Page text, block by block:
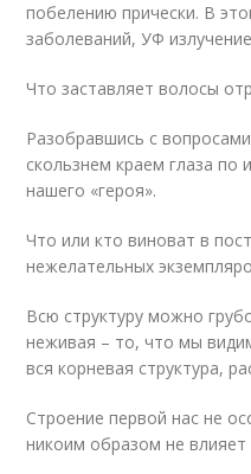
побелению прически. В
заболеваний, УФ
Что заставляет волосы
Разобравшись с
скользнем краем глаза по
нашего «героя».
Что или кто виноват в
нежелательных
Всю структуру можно
неживая – то, что мы
вся корневая структура,
Строение первой нас не
никоим образом не